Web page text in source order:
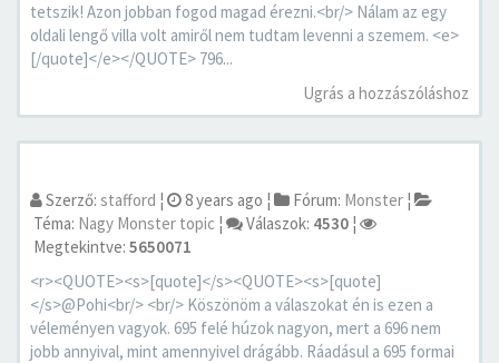
tetszik! Azon jobban fogod magad érezni.<br/> Nálam az egy
oldali lengő villa volt amiről nem tudtam levenni a szemem. <e>
[/quote]</e></QUOTE> 796...
Ugrás a hozzászóláshoz
Szerző: stafford ¦ 8 years ago ¦ Fórum: Monster ¦
Téma: Nagy Monster topic ¦ Válaszok: 4530 ¦
Megtekintve: 5650071
<r><QUOTE><s>[quote]</s><QUOTE><s>[quote]
</s>@Pohi<br/> <br/> Köszönöm a válaszokat én is ezen a
véleményen vagyok. 695 felé húzok nagyon, mert a 696 nem
jobb annyival, mint amennyivel drágább. Ráadásul a 695 formai